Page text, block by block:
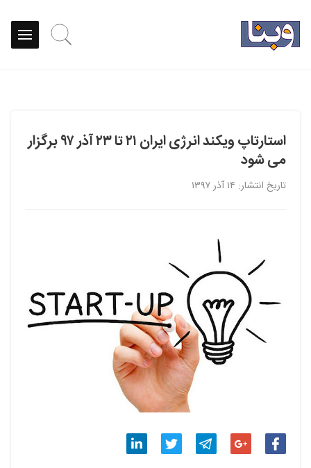
استارتاپ ویکند انرژی ایران ۲۱ تا ۲۳ آذر ۹۷ برگزار
می شود
تاریخ انتشار: ۱۴ آذر ۱۳۹۷